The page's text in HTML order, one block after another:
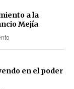
a la
Mejía
en el poder